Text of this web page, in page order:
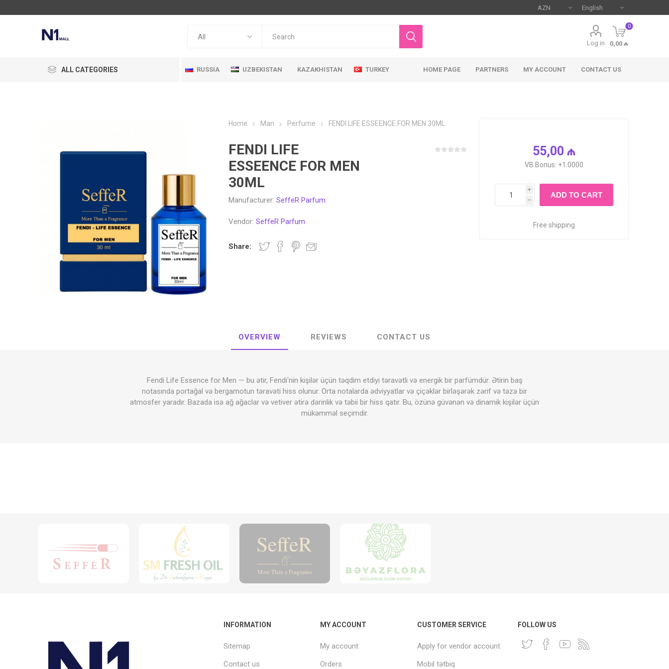
Log in
0
0,00 ₼
ALL CATEGORIES HOME PAGE PARTNERS MY ACCOUNT CONTACT US
RUSSIA UZBEKISTAN KAZAKHISTAN TURKEY
Home Man Perfume FENDI LIFE ESSEENCE FOR MEN 30ML
FENDI LIFE
ESSEENCE FOR MEN
30ML
Manufacturer: SeffeR Parfum
Vendor: SeffeR Parfum
Share:
55,00 ₼
VB Bonus: +1.0000
i
h
ADD TO CART
Free shipping
OVERVIEW REVIEWS CONTACT US
Fendi Life Essence for Men — bu ətir, Fendi'nin kişilər üçün təqdim etdiyi təravətli və energik bir parfümdür. Ətirin baş
notasında portağal və bergamotun təravəti hiss olunur. Orta notalarda ədviyyatlar və çiçəklər birləşərək zərif və təzə bir
atmosfer yaradır. Bazada isə ağ ağaclar və vetiver ətirə dərinlik və təbii bir hiss qatır. Bu, özünə güvənən və dinamik kişilər üçün
mükəmməl seçimdir.
INFORMATION
Sitemap
Contact us
MY ACCOUNT
My account
Orders
CUSTOMER SERVICE
Apply for vendor account
Mobil tətbiq
FOLLOW US